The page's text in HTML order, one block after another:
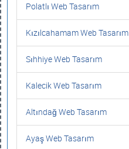
Polatlı Web Tasarım
Kızılcahamam Web Tasarım
Sıhhiye Web Tasarım
Kalecik Web Tasarım
Altındağ Web Tasarım
Ayaş Web Tasarım